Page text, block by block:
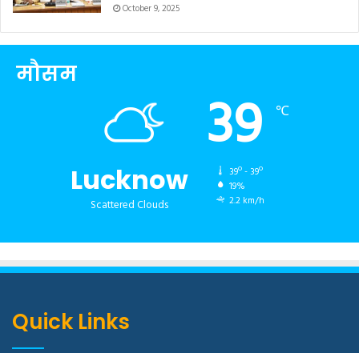
October 9, 2025
मौसम
Lucknow
Scattered Clouds
39 ℃
39º - 39º
19%
2.2 km/h
Quick Links